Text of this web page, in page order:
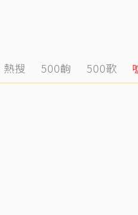
熱搜 500齣 500歌